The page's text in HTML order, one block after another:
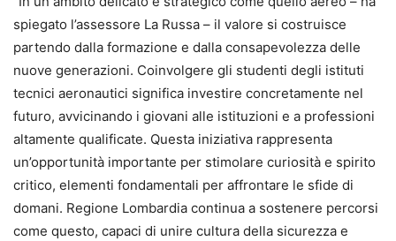
spiegato l’assessore La Russa – il valore si costruisce
partendo dalla formazione e dalla consapevolezza delle
nuove generazioni. Coinvolgere gli studenti degli istituti
tecnici aeronautici significa investire concretamente nel
futuro, avvicinando i giovani alle istituzioni e a professioni
altamente qualificate. Questa iniziativa rappresenta
un’opportunità importante per stimolare curiosità e spirito
critico, elementi fondamentali per affrontare le sfide di
domani. Regione Lombardia continua a sostenere percorsi
come questo, capaci di unire cultura della sicurezza e